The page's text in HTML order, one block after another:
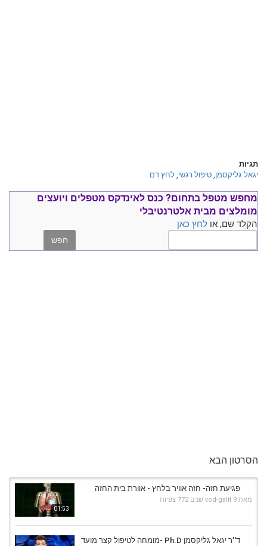
תגיות
יגאל גליקסמן, טיפול רגשי, לחץ דם
מחפש מטפל בתחום? כנס לאינדקס מטפלים ויועצים
מומלצים מבית אלטרנטיבלי
הקלד שם, או לחץ כאן
הסרטון הבא
01:53
פגיעת חזה- חזה אוויר בלחץ - אוורת בית החזה
מאת vod-galit 9 שנים 772 צפיות
ד''ר יגאל גליקסמן Ph.D -מומחה לטיפול קצר מועד